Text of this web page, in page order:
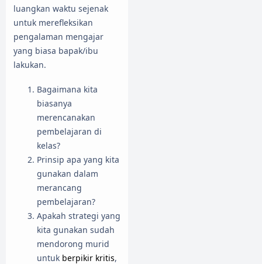
luangkan waktu sejenak
untuk merefleksikan
pengalaman mengajar
yang biasa bapak/ibu
lakukan.
Bagaimana kita
biasanya
merencanakan
pembelajaran di
kelas?
Prinsip apa yang kita
gunakan dalam
merancang
pembelajaran?
Apakah strategi yang
kita gunakan sudah
mendorong murid
untuk berpikir kritis,